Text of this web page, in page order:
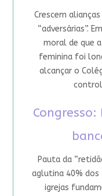
Crescem
“adversárias”.
moral de que
feminina foi
alcançar o
Pauta da
aglutina 40% dos
igrejas